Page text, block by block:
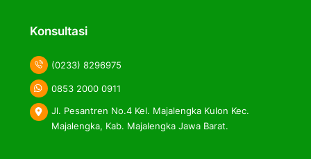
Konsultasi
(0233) 8296975
0853 2000 0911
Jl. Pesantren No.4 Kel. Majalengka Kulon Kec.
Majalengka, Kab. Majalengka Jawa Barat.